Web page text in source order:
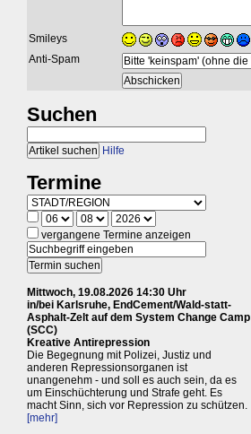
Smileys
Anti-Spam
Suchen
Hilfe
Termine
vergangene Termine anzeigen
Mittwoch, 19.08.2026 14:30 Uhr
in/bei Karlsruhe, EndCement/Wald-statt-
Asphalt-Zelt auf dem System Change Camp
(SCC)
Kreative Antirepression
Die Begegnung mit Polizei, Justiz und
anderen Repressionsorganen ist
unangenehm - und soll es auch sein, da es
um Einschüchterung und Strafe geht. Es
macht Sinn, sich vor Repression zu schützen.
[mehr]